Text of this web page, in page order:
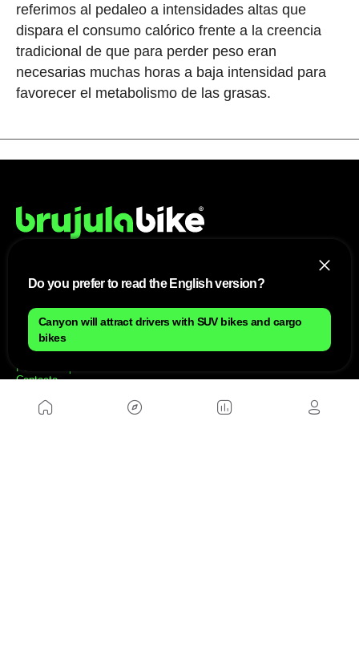
referimos al pedaleo a intensidades altas que
dispara el consumo calórico frente a la creencia
tradicional de que para perder peso eran
necesarias muchas horas a baja intensidad para
favorecer el metabolismo de las grasas.
NOSOTROS
Mapa del sitio
Aviso Legal
Anúnciate con nosotros
Política de privacidad
Contacto
Do you prefer to read the English version?
Canyon will attract drivers with SUV bikes and cargo
bikes